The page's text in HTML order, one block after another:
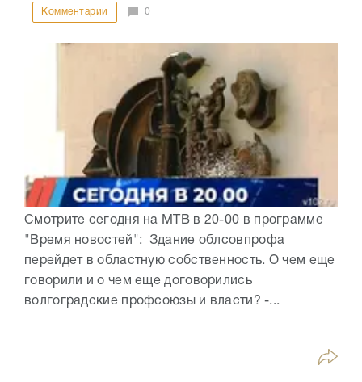
Комментарии 0
Смотрите сегодня на МТВ в 20-00 в программе
"Время новостей": Здание облсовпрофа
перейдет в областную собственность. О чем еще
говорили и о чем еще договорились
волгоградские профсоюзы и власти? -...